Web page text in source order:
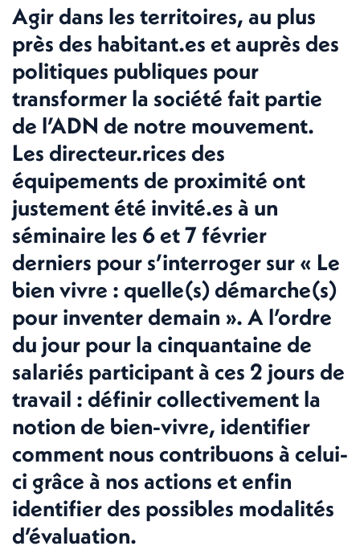
Agir dans les territoires, au plus
près des habitant.es et auprès des
politiques publiques pour
transformer la société fait partie
de l’ADN de notre mouvement.
Les directeur.rices des
équipements de proximité ont
justement été invité.es à un
séminaire les 6 et 7 février
derniers pour s’interroger sur « Le
bien vivre : quelle(s) démarche(s)
pour inventer demain ». A l’ordre
du jour pour la cinquantaine de
salariés participant à ces 2 jours de
travail : définir collectivement la
notion de bien-vivre, identifier
comment nous contribuons à celui-
ci grâce à nos actions et enfin
identifier des possibles modalités
d’évaluation.